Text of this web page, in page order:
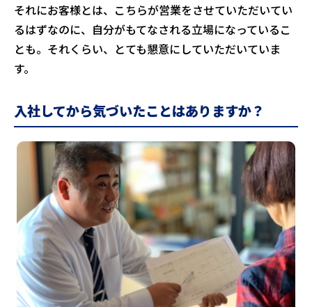
それにお客様とは、こちらが営業をさせていただいてい
るはずなのに、自分がもてなされる立場になっているこ
とも。それくらい、とても懇意にしていただいていま
す。
入社してから気づいたことはありますか？